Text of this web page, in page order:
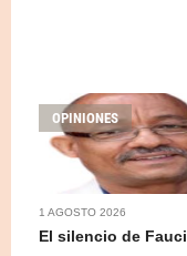
OPINIONES
1 AGOSTO 2026
El silencio de Fauci